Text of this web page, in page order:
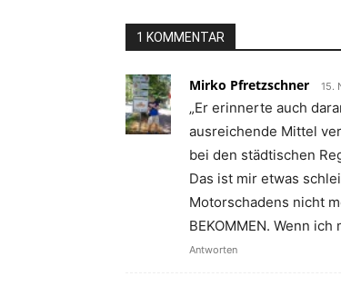
1 KOMMENTAR
Mirko Pfretzschner 15.
„Er erinnerte auch
ausreichende Mittel
bei den städtischen
Das ist mir etwas
Motorschadens nicht
BEKOMMEN. Wenn
Antworten